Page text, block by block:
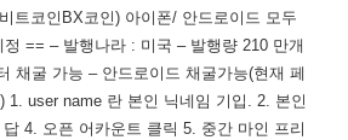
트코인BX코인) 아이폰/ 안드로이드 모두
== – 발행나라 : 미국 – 발행량 210 만개
채굴 가능 – 안드로이드 채굴가능(현재 페
1. user name 란 본인 닉네임 기입. 2. 본인
4. 오픈 어카운트 클릭 5. 중간 마인 프리